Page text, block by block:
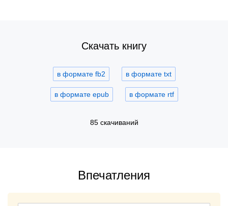
Скачать книгу
в формате fb2 в формате txt
в формате epub в формате rtf
85 скачиваний
Впечатления